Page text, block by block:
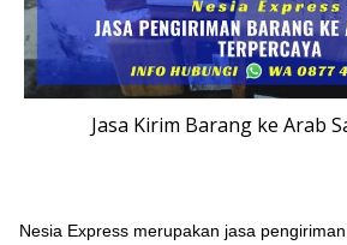
Jasa Kirim Barang ke Arab
Nesia Express merupakan jasa